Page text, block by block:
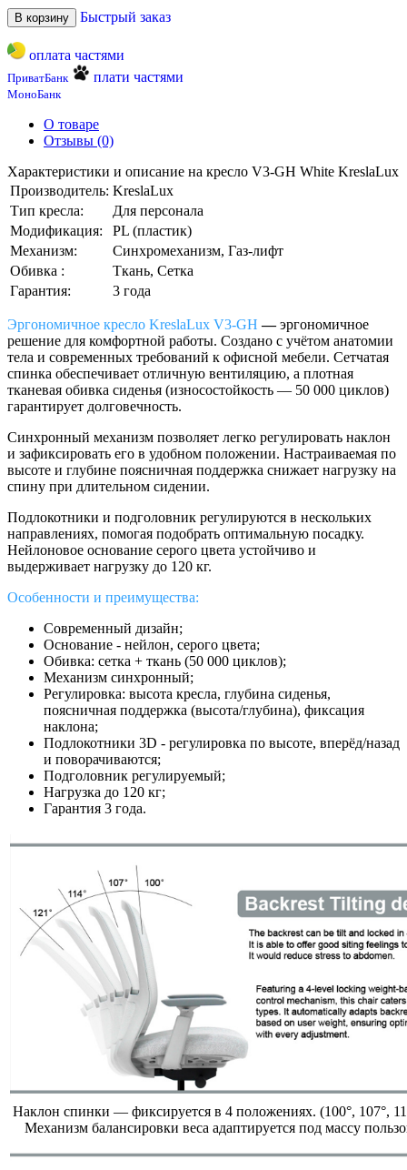
В корзину Быстрый заказ
оплата частями
ПриватБанк плати частями
МоноБанк
О товаре
Отзывы (0)
Характеристики и описание на кресло V3-GH White KreslaLux
Производитель: KreslaLux
Тип кресла:
Для персонала
Модификация:
PL (пластик)
Механизм:
Синхромеханизм, Газ-лифт
Обивка :
Ткань, Сетка
Гарантия:
3 года
Эргономичное кресло KreslaLux V3-GH—эргономичное
решение для комфортной работы. Создано с учётом анатомии
тела и современных требований к офисной мебели. Сетчатая
спинка обеспечивает отличную вентиляцию, а плотная
тканевая обивка сиденья (износостойкость — 50 000 циклов)
гарантирует долговечность.
Синхронный механизм позволяет легко регулировать наклон
и зафиксировать его в удобном положении. Настраиваемая по
высоте и глубине поясничная поддержка снижает нагрузку на
спину при длительном сидении.
Подлокотники и подголовник регулируются в нескольких
направлениях, помогая подобрать оптимальную посадку.
Нейлоновое основание серого цвета устойчиво и
выдерживает нагрузку до 120 кг.
Особенности и преимущества:
Современный дизайн;
Основание - нейлон, серого цвета;
Обивка: сетка + ткань (50 000 циклов);
Механизм синхронный;
Регулировка: высота кресла, глубина сиденья,
поясничная поддержка (высота/глубина), фиксация
наклона;
Подлокотники 3D - регулировка по высоте, вперёд/назад
и поворачиваются;
Подголовник регулируемый;
Нагрузка до 120 кг;
Гарантия 3 года.
Наклон спинки — фиксируется в 4 положениях. (100°, 107°,
Механизм балансировки веса адаптируется под массу